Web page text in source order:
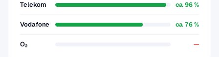
Telekom ca. 96 %
Vodafone ca. 76 %
O₂ —